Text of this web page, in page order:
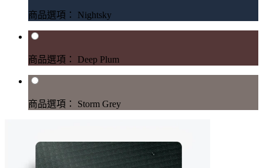
商品選項： Nightsky
商品選項： Deep Plum
商品選項： Storm Grey